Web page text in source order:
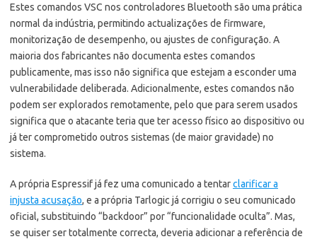
Estes comandos VSC nos controladores Bluetooth são uma prática
normal da indústria, permitindo actualizações de firmware,
monitorização de desempenho, ou ajustes de configuração. A
maioria dos fabricantes não documenta estes comandos
publicamente, mas isso não significa que estejam a esconder uma
vulnerabilidade deliberada. Adicionalmente, estes comandos não
podem ser explorados remotamente, pelo que para serem usados
significa que o atacante teria que ter acesso físico ao dispositivo ou
já ter comprometido outros sistemas (de maior gravidade) no
sistema.
A própria Espressif já fez uma comunicado a tentarclarificar a
injusta acusação, e a própria Tarlogic já corrigiu o seu comunicado
oficial, substituindo “backdoor” por “funcionalidade oculta”. Mas,
se quiser ser totalmente correcta, deveria adicionar a referência de